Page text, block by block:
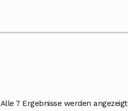
Alle 7 Ergebnisse werden angezeigt